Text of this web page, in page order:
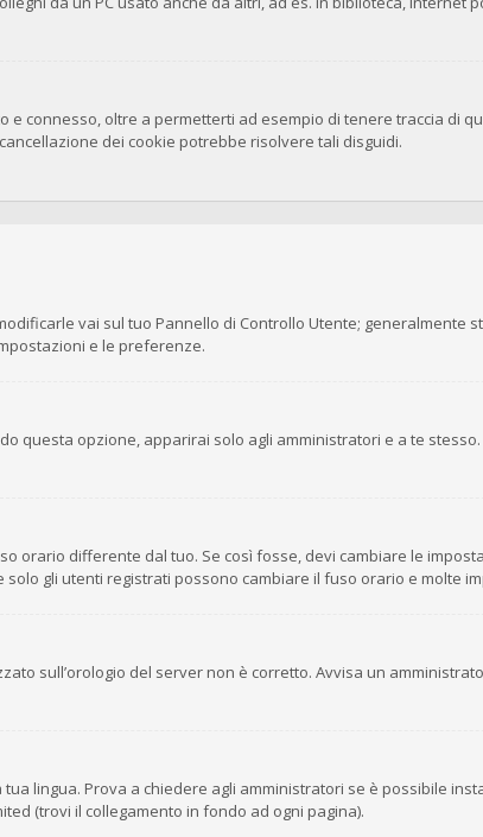
connesso, oltre a permetterti ad esempio di tenere traccia di
dei cookie potrebbe risolvere tali disguidi.
vai sul tuo Pannello di Controllo Utente; generalmente
e le preferenze.
questa opzione, apparirai solo agli amministratori e a te
orario differente dal tuo. Se così fosse, devi cambiare le
gli utenti registrati possono cambiare il fuso orario e molte
sull’orologio del server non è corretto. Avvisa un
lingua. Prova a chiedere agli amministratori se è possibile
(trovi il collegamento in fondo ad ogni pagina).